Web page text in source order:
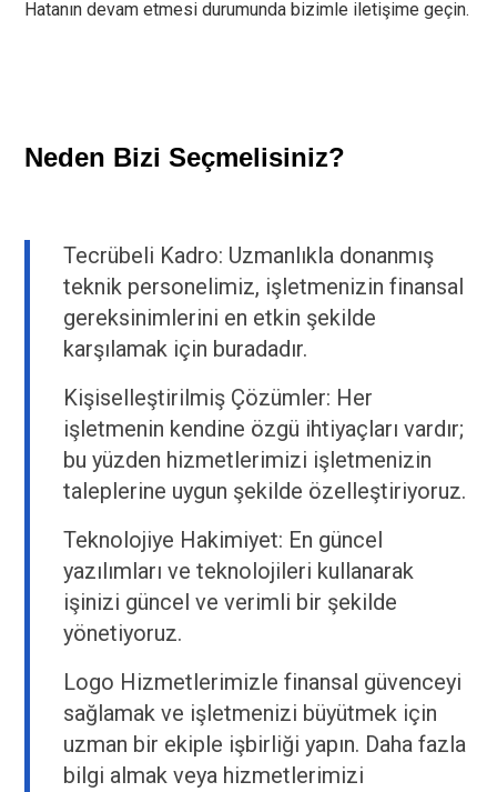
Hatanın devam etmesi durumunda bizimle iletişime geçin.
Neden Bizi Seçmelisiniz?
Tecrübeli Kadro: Uzmanlıkla donanmış
teknik personelimiz, işletmenizin finansal
gereksinimlerini en etkin şekilde
karşılamak için buradadır.
Kişiselleştirilmiş Çözümler: Her
işletmenin kendine özgü ihtiyaçları vardır;
bu yüzden hizmetlerimizi işletmenizin
taleplerine uygun şekilde özelleştiriyoruz.
Teknolojiye Hakimiyet: En güncel
yazılımları ve teknolojileri kullanarak
işinizi güncel ve verimli bir şekilde
yönetiyoruz.
Logo Hizmetlerimizle finansal güvenceyi
sağlamak ve işletmenizi büyütmek için
uzman bir ekiple işbirliği yapın. Daha fazla
bilgi almak veya hizmetlerimizi